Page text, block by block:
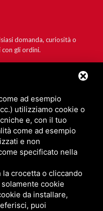
domanda, curiosità o
gli ordini.
ad esempio
utilizziamo cookie o
e, con il tuo
come ad esempio
e non
specificato nella
crocetta o cliccando
cookie
da installare,
puoi